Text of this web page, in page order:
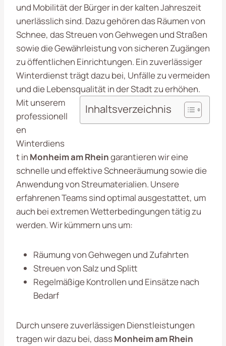
und Mobilität der Bürger in der kalten Jahreszeit
unerlässlich sind. Dazu gehören das Räumen von
Schnee, das Streuen von Gehwegen und Straßen
sowie die Gewährleistung von sicheren Zugängen
zu öffentlichen Einrichtungen. Ein zuverlässiger
Winterdienst trägt dazu bei, Unfälle zu vermeiden
und die Lebensqualität in der Stadt zu erhöhen.
Inhaltsverzeichnis
Mit unserem
professionell
en
Winterdiens
t in Monheim am Rheingarantieren wir eine
schnelle und effektive Schneeräumung sowie die
Anwendung von Streumaterialien. Unsere
erfahrenen Teams sind optimal ausgestattet, um
auch bei extremen Wetterbedingungen tätig zu
werden. Wir kümmern uns um:
Räumung von Gehwegen und Zufahrten
Streuen von Salz und Splitt
Regelmäßige Kontrollen und Einsätze nach
Bedarf
Durch unsere zuverlässigen Dienstleistungen
tragen wir dazu bei, dassMonheim am Rhein